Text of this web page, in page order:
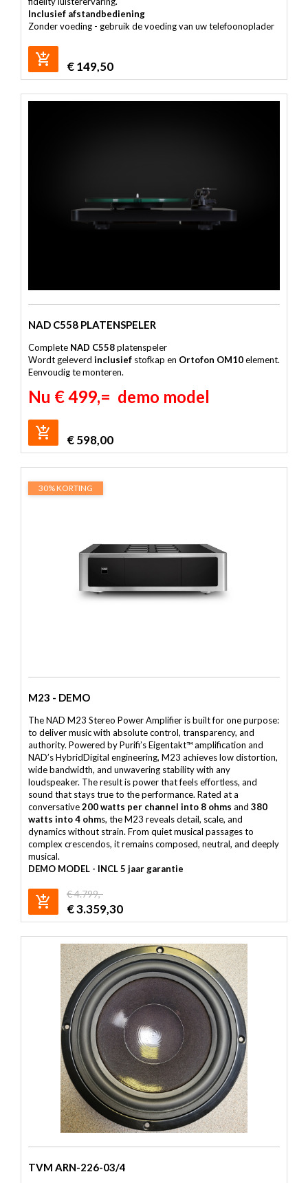
Inclusief afstandbediening
Zonder voeding - gebruik de voeding van uw telefoonoplader
€149,50
NAD C558 PLATENSPELER
Complete NAD C558platenspeler
Wordt geleverd inclusief stofkap en Ortofon OM10element.
Eenvoudig te monteren.
Nu € 499,= demo model
€598,00
M23 - DEMO
The NAD M23 Stereo Power Amplifier is built for one purpose:
to deliver music with absolute control, transparency, and
authority. Powered by Purifi’s Eigentakt™ amplification and
NAD’s HybridDigital engineering, M23 achieves low distortion,
wide bandwidth, and unwavering stability with any
loudspeaker. The result is power that feels effortless, and
sound that stays true to the performance. Rated at a
conversative200 watts per channel into 8 ohms and 380
watts into 4 ohms, the M23 reveals detail, scale, and
dynamics without strain. From quiet musical passages to
complex crescendos, it remains composed, neutral, and deeply
musical.
DEMO MODEL - INCL 5 jaar garantie
€4.799,-
€3.359,30
30% KORTING
TVM ARN-226-03/4